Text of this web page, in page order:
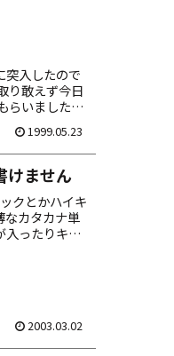
突入したので
り敢えず今日
らいました。
1999.05.23
けません
クとかハイキ
なカタカナ単
入ったりキレ
2003.03.02